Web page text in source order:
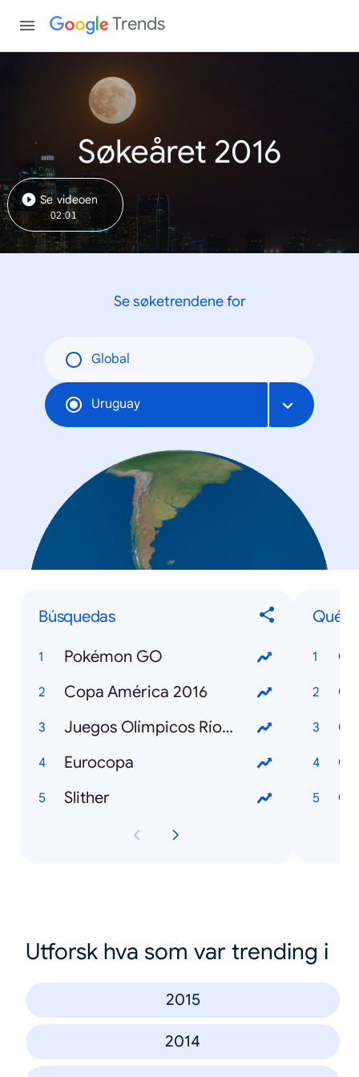
Trends
Søkeåret 2016
Se videoen
02:01
Se søketrendene for
Global
Uruguay
Búsquedas
Pokémon GO
Copa América 2016
Juegos Olímpicos Río 2016
Eurocopa
Slither
Qué...
Utforsk hva som var trending i
2015
2014